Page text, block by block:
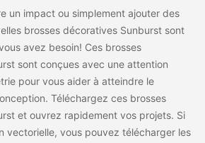
un impact ou simplement ajouter des
brosses décoratives Sunburst sont
avez besoin! Ces brosses
sont conçues avec une attention
pour vous aider à atteindre le
Téléchargez ces brosses
et ouvrez rapidement vos projets. Si
vectorielle, vous pouvez télécharger les